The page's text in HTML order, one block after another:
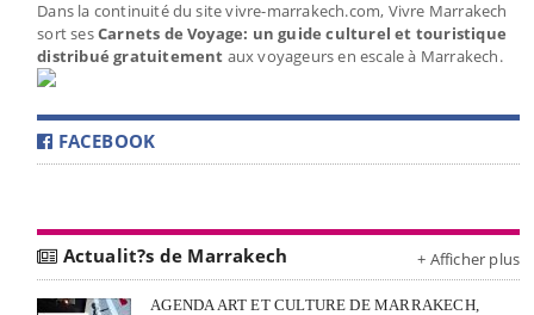
Dans la continuité du site vivre-marrakech.com, Vivre Marrakech
sort sesCarnets de Voyage: un guide culturel et touristique
distribué gratuitement aux voyageurs en escale à Marrakech.
FACEBOOK
Actualit?s de Marrakech + Afficher plus
AGENDA ART ET CULTURE DE MARRAKECH,